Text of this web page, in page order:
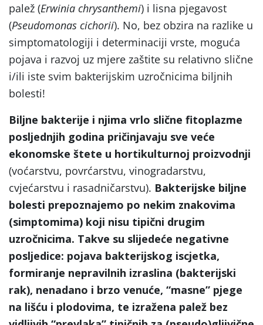
palež (Erwinia chrysanthemi) i lisna pjegavost
(Pseudomonas cichorii). No, bez obzira na razlike u
simptomatologiji i determinaciji vrste, moguća
pojava i razvoj uz mjere zaštite su relativno slične
i/ili iste svim bakterijskim uzročnicima biljnih
bolesti!
Biljne bakterije i njima vrlo slične fitoplazme
posljednjih godina pričinjavaju sve veće
ekonomske štete u hortikulturnoj proizvodnji
(voćarstvu, povrćarstvu, vinogradarstvu,
cvjećarstvu i rasadničarstvu). Bakterijske biljne
bolesti prepoznajemo po nekim znakovima
(simptomima) koji nisu tipični drugim
uzročnicima. Takve su slijedeće negativne
posljedice: pojava bakterijskog iscjetka,
formiranje nepravilnih izraslina (bakterijski
rak), nenadano i brzo venuće, “masne” pjege
na lišću i plodovima, te izražena palež bez